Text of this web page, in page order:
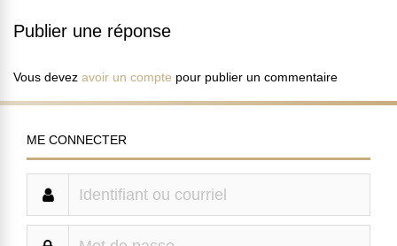
Publier une réponse
Vous devez avoir un compte pour publier un commentaire
ME CONNECTER